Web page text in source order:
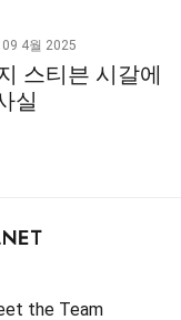
09 4월 2025
스티븐 시갈에
실
the Team